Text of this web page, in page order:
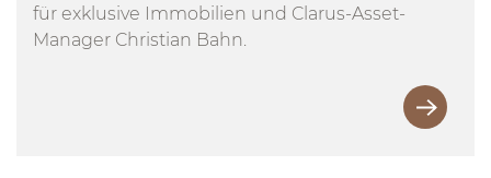
für exklusive Immobilien und Clarus-Asset-
Manager Christian Bahn.